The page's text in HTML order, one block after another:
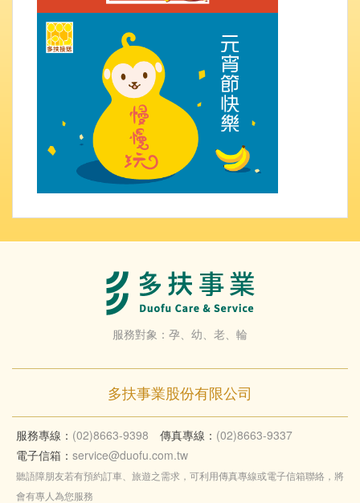
服務對象：孕、幼、老、輪
多扶事業股份有限公司
服務專線： (02)8663-9398 傳真專線： (02)8663-9337
電子信箱： service@duofu.com.tw
聽語障朋友若有預約訂車、旅遊之需求，可利用傳真專線或電子信箱聯絡，將
會有專人為您服務